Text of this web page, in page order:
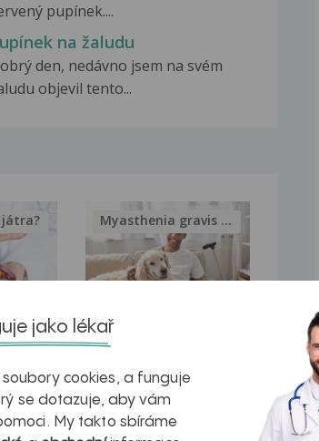
pupínek....
na žaludu
den, nedávno jsem na svém
objevil tento...
a
játra?
Inovativní
léčba
myastenie –
Myasthenia gravis – vše, co...
jako lékař
cookies, a funguje
se dotazuje, aby vám
My takto sbíráme